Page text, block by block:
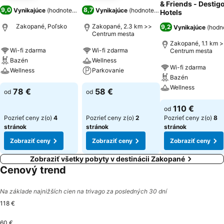
9,0 Vynikajúce (hodnotenia: 5 502)
Zakopané, Poľsko
Wi-fi zdarma
Bazén
Wellness
od 78 €
Pozrieť ceny z(o) 4
stránok
Zobraziť ceny
8,7 Vynikajúce (hodnotenia: 1 636)
Zakopané, 2.3 km >>
Centrum mesta
Wi-fi zdarma
Wellness
Parkovanie
od 58 €
Pozrieť ceny z(o) 2
stránok
Zobraziť ceny
& Friends -
Hotels
9,2 Vynikajúce (
Zakopané, 1.1 km
Centrum mesta
Wi-fi zdarma
Bazén
Wellness
od 110 €
Pozrieť ceny z(o) 8
stránok
Zobraziť ceny
Zobraziť všetky pobyty v destinácii Zakopané
Cenový trend
Na základe najnižších cien na trivago za posledných 30 dní
118 €
60 €